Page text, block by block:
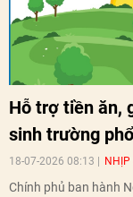
Hỗ trợ tiền ăn,
sinh trường
18-07-2026 08:13 NHỊP
Chính phủ ban hành